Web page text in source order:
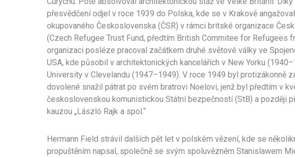
přesvědčení odjel v roce 1939 do Polska, kde se v Krakově
okupovaného Československa (ČSR) v rámci britské organizace
(Czech Refugee Trust Fund, předtím British Commitee for Refugees
organizaci posléze pracoval začátkem druhé světové války ve
USA, kde působil v architektonických kancelářích v New Yorku
University v Clevelandu (1947–1949). V roce 1949 byl protizákonně
dovolené snažil pátrat po svém bratrovi Noelovi, jenž byl předtím v
československou komunistickou Státní bezpečností (StB) a později
kauzou „László Rajk a spol.“
Hermann Field strávil dalších pět let v polském vězení, kde se
propuštěním napsal, společně se svým spoluvězněm Stanislawem